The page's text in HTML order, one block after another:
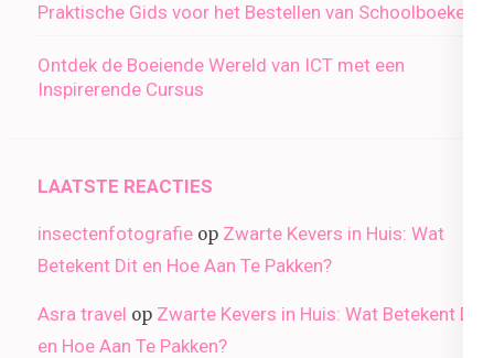
Praktische Gids voor het Bestellen van Schoolboeken
Ontdek de Boeiende Wereld van ICT met een
Inspirerende Cursus
LAATSTE REACTIES
insectenfotografie op Zwarte Kevers in Huis: Wat
Betekent Dit en Hoe Aan Te Pakken?
Asra travel op Zwarte Kevers in Huis: Wat Betekent Dit
en Hoe Aan Te Pakken?